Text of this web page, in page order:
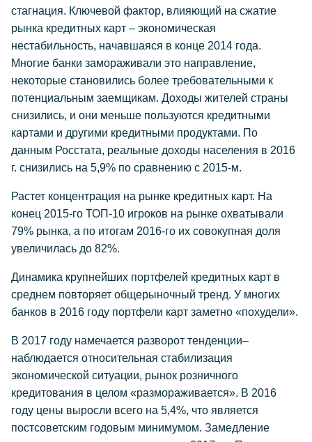
стагнация. Ключевой фактор, влияющий на сжатие
рынка кредитных карт – экономическая
нестабильность, начавшаяся в конце 2014 года.
Многие банки замораживали это направление,
некоторые становились более требовательными к
потенциальным заемщикам. Доходы жителей страны
снизились, и они меньше пользуются кредитными
картами и другими кредитными продуктами. По
данным Росстата, реальные доходы населения в 2016
г. снизились на 5,9% по сравнению с 2015-м.
Растет концентрация на рынке кредитных карт. На
конец 2015-го ТОП-10 игроков на рынке охватывали
79% рынка, а по итогам 2016-го их совокупная доля
увеличилась до 82%.
Динамика крупнейших портфелей кредитных карт в
среднем повторяет общерыночный тренд. У многих
банков в 2016 году портфели карт заметно «похудели».
В 2017 году намечается разворот тенденции–
наблюдается относительная стабилизация
экономической ситуации, рынок розничного
кредитования в целом «размораживается». В 2016
году цены выросли всего на 5,4%, что является
постсоветским годовым минимумом. Замедление